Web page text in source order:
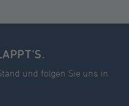
und folgen Sie uns in